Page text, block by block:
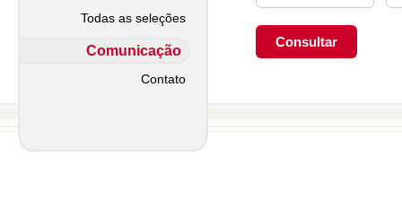
Todas as seleções
Comunicação
Contato